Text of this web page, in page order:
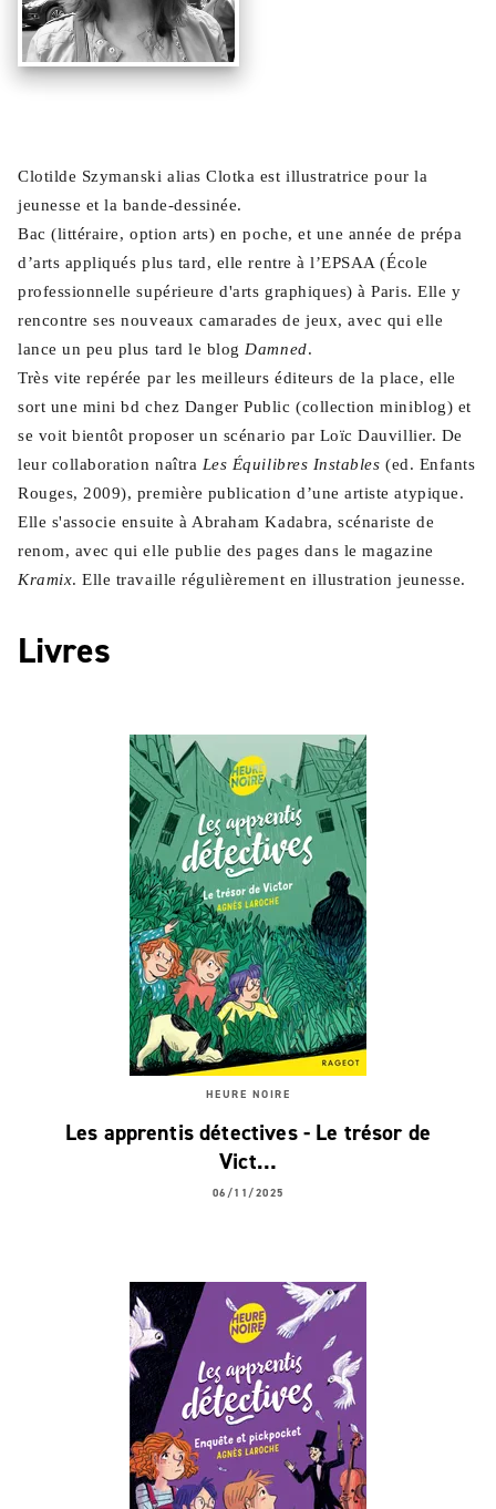
Clotilde Szymanski alias Clotka est illustratrice pour la
jeunesse et la bande-dessinée.
Bac (littéraire, option arts) en poche, et une année de prépa
d’arts appliqués plus tard, elle rentre à l’EPSAA (École
professionnelle supérieure d'arts graphiques) à Paris. Elle y
rencontre ses nouveaux camarades de jeux, avec qui elle
lance un peu plus tard le blog Damned.
Très vite repérée par les meilleurs éditeurs de la place, elle
sort une mini bd chez Danger Public (collection miniblog) et
se voit bientôt proposer un scénario par Loïc Dauvillier. De
leur collaboration naîtra Les Équilibres Instables (ed. Enfants
Rouges, 2009), première publication d’une artiste atypique.
Elle s'associe ensuite à Abraham Kadabra, scénariste de
renom, avec qui elle publie des pages dans le magazine
Kramix. Elle travaille régulièrement en illustration jeunesse.
Livres
HEURE NOIRE
Les apprentis détectives - Le trésor de
Vict…
06/11/2025